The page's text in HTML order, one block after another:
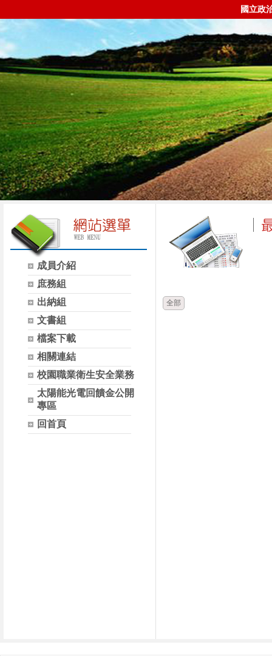
國立政
成員介紹
庶務組
出納組
文書組
檔案下載
相關連結
校園職業衛生安全業務
太陽能光電回饋金公開
專區
回首頁
全部